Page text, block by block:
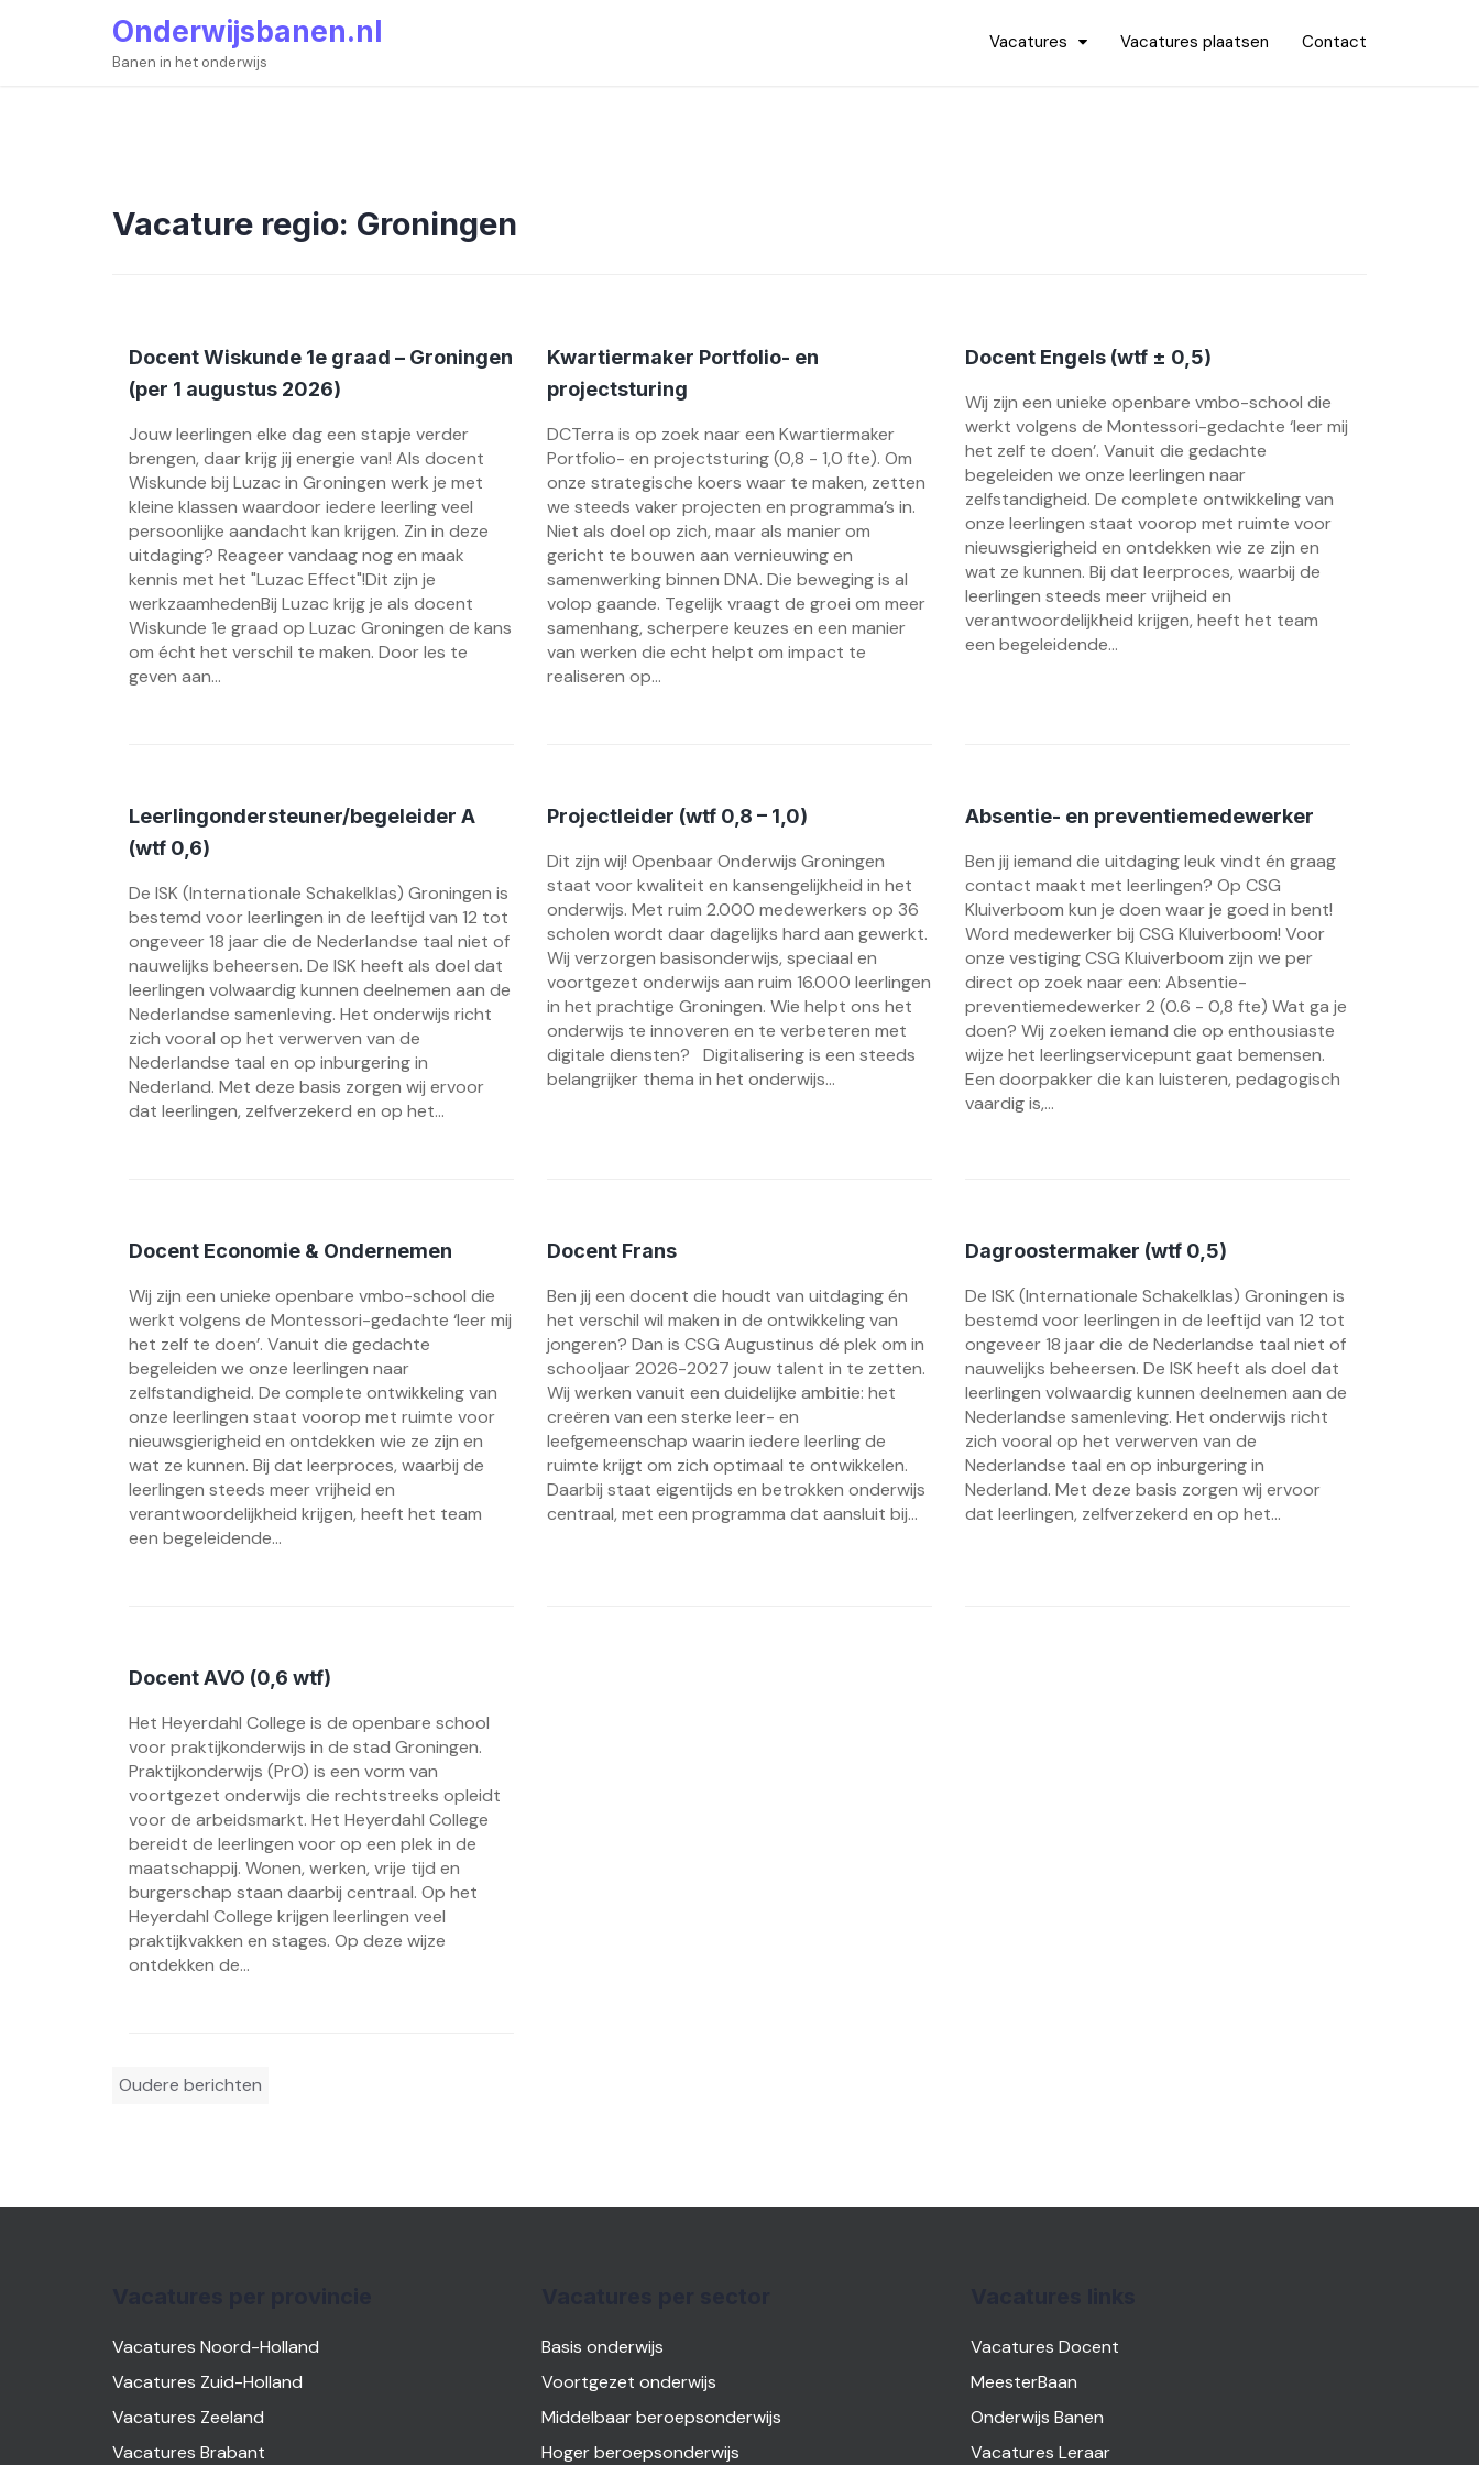
Onderwijsbanen.nl
Banen in het onderwijs
Vacatures Vacatures plaatsen Contact
Vacature regio: Groningen
Docent Wiskunde 1e graad – Groningen
(per 1 augustus 2026)
Jouw leerlingen elke dag een stapje verder
brengen, daar krijg jij energie van! Als docent
Wiskunde bij Luzac in Groningen werk je met
kleine klassen waardoor iedere leerling veel
persoonlijke aandacht kan krijgen. Zin in deze
uitdaging? Reageer vandaag nog en maak
kennis met het "Luzac Effect"!Dit zijn je
werkzaamhedenBij Luzac krijg je als docent
Wiskunde 1e graad op Luzac Groningen de kans
om écht het verschil te maken. Door les te
geven aan...
Kwartiermaker Portfolio- en
projectsturing
DCTerra is op zoek naar een Kwartiermaker
Portfolio- en projectsturing (0,8 - 1,0 fte). Om
onze strategische koers waar te maken, zetten
we steeds vaker projecten en programma’s in.
Niet als doel op zich, maar als manier om
gericht te bouwen aan vernieuwing en
samenwerking binnen DNA. Die beweging is al
volop gaande. Tegelijk vraagt de groei om meer
samenhang, scherpere keuzes en een manier
van werken die echt helpt om impact te
realiseren op...
Docent Engels (wtf ± 0,5)
Wij zijn een unieke openbare vmbo-school die
werkt volgens de Montessori-gedachte ‘leer mij
het zelf te doen’. Vanuit die gedachte
begeleiden we onze leerlingen naar
zelfstandigheid. De complete ontwikkeling van
onze leerlingen staat voorop met ruimte voor
nieuwsgierigheid en ontdekken wie ze zijn en
wat ze kunnen. Bij dat leerproces, waarbij de
leerlingen steeds meer vrijheid en
verantwoordelijkheid krijgen, heeft het team
een begeleidende...
Leerlingondersteuner/begeleider A
(wtf 0,6)
De ISK (Internationale Schakelklas) Groningen is
bestemd voor leerlingen in de leeftijd van 12 tot
ongeveer 18 jaar die de Nederlandse taal niet of
nauwelijks beheersen. De ISK heeft als doel dat
leerlingen volwaardig kunnen deelnemen aan de
Nederlandse samenleving. Het onderwijs richt
zich vooral op het verwerven van de
Nederlandse taal en op inburgering in
Nederland. Met deze basis zorgen wij ervoor
dat leerlingen, zelfverzekerd en op het...
Projectleider (wtf 0,8 – 1,0)
Dit zijn wij! Openbaar Onderwijs Groningen
staat voor kwaliteit en kansengelijkheid in het
onderwijs. Met ruim 2.000 medewerkers op 36
scholen wordt daar dagelijks hard aan gewerkt.
Wij verzorgen basisonderwijs, speciaal en
voortgezet onderwijs aan ruim 16.000 leerlingen
in het prachtige Groningen. Wie helpt ons het
onderwijs te innoveren en te verbeteren met
digitale diensten? Digitalisering is een steeds
belangrijker thema in het onderwijs...
Absentie- en preventiemedewerker
Ben jij iemand die uitdaging leuk vindt én graag
contact maakt met leerlingen? Op CSG
Kluiverboom kun je doen waar je goed in bent!
Word medewerker bij CSG Kluiverboom! Voor
onze vestiging CSG Kluiverboom zijn we per
direct op zoek naar een: Absentie-
preventiemedewerker 2 (0.6 - 0,8 fte) Wat ga je
doen? Wij zoeken iemand die op enthousiaste
wijze het leerlingservicepunt gaat bemensen.
Een doorpakker die kan luisteren, pedagogisch
vaardig is,...
Docent Economie & Ondernemen
Wij zijn een unieke openbare vmbo-school die
werkt volgens de Montessori-gedachte ‘leer mij
het zelf te doen’. Vanuit die gedachte
begeleiden we onze leerlingen naar
zelfstandigheid. De complete ontwikkeling van
onze leerlingen staat voorop met ruimte voor
nieuwsgierigheid en ontdekken wie ze zijn en
wat ze kunnen. Bij dat leerproces, waarbij de
leerlingen steeds meer vrijheid en
verantwoordelijkheid krijgen, heeft het team
een begeleidende...
Docent Frans
Ben jij een docent die houdt van uitdaging én
het verschil wil maken in de ontwikkeling van
jongeren? Dan is CSG Augustinus dé plek om in
schooljaar 2026-2027 jouw talent in te zetten.
Wij werken vanuit een duidelijke ambitie: het
creëren van een sterke leer- en
leefgemeenschap waarin iedere leerling de
ruimte krijgt om zich optimaal te ontwikkelen.
Daarbij staat eigentijds en betrokken onderwijs
centraal, met een programma dat aansluit bij...
Dagroostermaker (wtf 0,5)
De ISK (Internationale Schakelklas) Groningen is
bestemd voor leerlingen in de leeftijd van 12 tot
ongeveer 18 jaar die de Nederlandse taal niet of
nauwelijks beheersen. De ISK heeft als doel dat
leerlingen volwaardig kunnen deelnemen aan de
Nederlandse samenleving. Het onderwijs richt
zich vooral op het verwerven van de
Nederlandse taal en op inburgering in
Nederland. Met deze basis zorgen wij ervoor
dat leerlingen, zelfverzekerd en op het...
Docent AVO (0,6 wtf)
Het Heyerdahl College is de openbare school
voor praktijkonderwijs in de stad Groningen.
Praktijkonderwijs (PrO) is een vorm van
voortgezet onderwijs die rechtstreeks opleidt
voor de arbeidsmarkt. Het Heyerdahl College
bereidt de leerlingen voor op een plek in de
maatschappij. Wonen, werken, vrije tijd en
burgerschap staan daarbij centraal. Op het
Heyerdahl College krijgen leerlingen veel
praktijkvakken en stages. Op deze wijze
ontdekken de...
Berichtennavigatie
Oudere berichten
Vacatures Noord-Holland
Vacatures Zuid-Holland
Vacatures Zeeland
Vacatures Brabant
Basis onderwijs
Voortgezet onderwijs
Middelbaar beroepsonderwijs
Hoger beroepsonderwijs
Vacatures Docent
MeesterBaan
Onderwijs Banen
Vacatures Leraar